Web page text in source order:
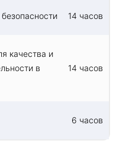
14 часов
качества и
в
14 часов
6 часов